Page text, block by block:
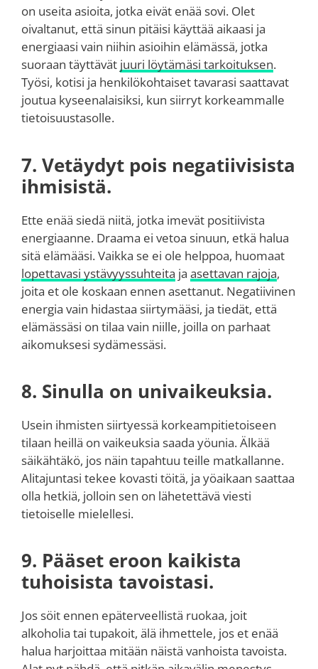
on useita asioita, jotka eivät enää sovi. Olet
oivaltanut, että sinun pitäisi käyttää aikaasi ja
energiaasi vain niihin asioihin elämässä, jotka
suoraan täyttävät juuri löytämäsi tarkoituksen.
Työsi, kotisi ja henkilökohtaiset tavarasi saattavat
joutua kyseenalaisiksi, kun siirryt korkeammalle
tietoisuustasolle.
7. Vetäydyt pois negatiivisista
ihmisistä.
Ette enää siedä niitä, jotka imevät positiivista
energiaanne. Draama ei vetoa sinuun, etkä halua
sitä elämääsi. Vaikka se ei ole helppoa, huomaat
lopettavasi ystävyyssuhteita ja asettavan rajoja,
joita et ole koskaan ennen asettanut. Negatiivinen
energia vain hidastaa siirtymääsi, ja tiedät, että
elämässäsi on tilaa vain niille, joilla on parhaat
aikomuksesi sydämessäsi.
8. Sinulla on univaikeuksia.
Usein ihmisten siirtyessä korkeampitietoiseen
tilaan heillä on vaikeuksia saada yöunia. Älkää
säikähtäkö, jos näin tapahtuu teille matkallanne.
Alitajuntasi tekee kovasti töitä, ja yöaikaan saattaa
olla hetkiä, jolloin sen on lähetettävä viesti
tietoiselle mielellesi.
9. Pääset eroon kaikista
tuhoisista tavoistasi.
Jos söit ennen epäterveellistä ruokaa, joit
alkoholia tai tupakoit, älä ihmettele, jos et enää
halua harjoittaa mitään näistä vanhoista tavoista.